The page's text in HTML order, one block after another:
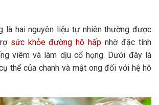
là hai nguyên liệu tự nhiên thường được
sức khỏe đường hô hấp nhờ đặc tính
viêm và làm dịu cổ họng. Dưới đây là
thể của chanh và mật ong đối với hệ hô